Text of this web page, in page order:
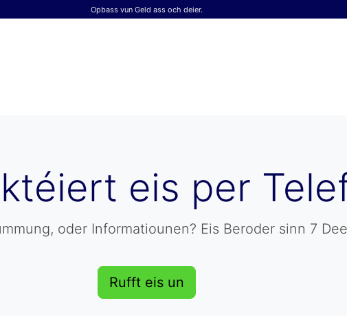
Opbass vun Geld ass och deier.
eis per
oder Informatiounen? Eis Beroder sinn 7
Rufft eis un